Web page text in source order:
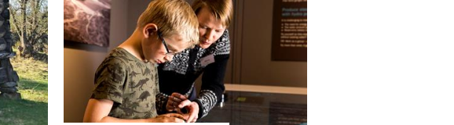
er museumskafeen i Eidsborg ei
fantastisk ramme for ein matbit. Ope
for bestilling (grupper og selskap) stort
sett heile året.